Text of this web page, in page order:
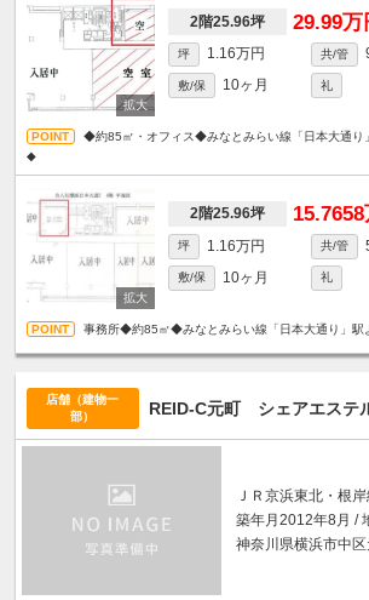
2階25.96坪 29.99万
坪 1.16万円 共/管
敷/保 10ヶ月 礼
◆約85㎡・オフィス◆みなとみらい線「日本大通り
◆
2階25.96坪 15.7658
坪 1.16万円 共/管
敷/保 10ヶ月 礼
事務所◆約85㎡◆みなとみらい線「日本大通り」駅
店舗（建物一
部）
REID-C元町 シェアエステ
ＪＲ京浜東北・根
築年月2012年8月 /
神奈川県横浜市中